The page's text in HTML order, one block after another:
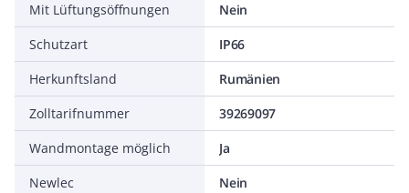
Mit Lüftungsöffnungen
Nein
Schutzart
IP66
Herkunftsland
Rumänien
Zolltarifnummer
39269097
Wandmontage möglich
Ja
Newlec
Nein